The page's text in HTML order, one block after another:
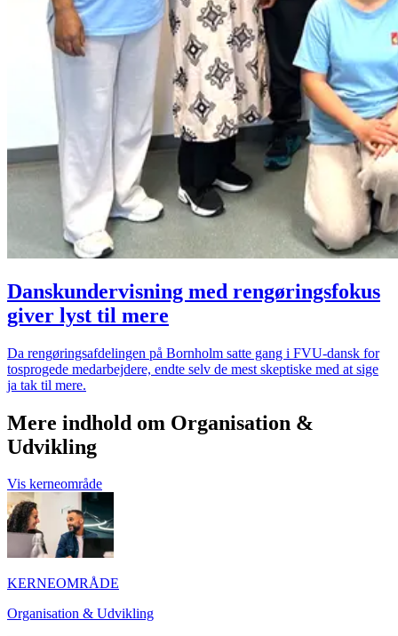
Danskundervisning med rengøringsfokus
giver lyst til mere
Da rengøringsafdelingen på Bornholm satte gang i FVU-dansk for
tosprogede medarbejdere, endte selv de mest skeptiske med at sige
ja tak til mere.
Mere indhold om Organisation &
Udvikling
Vis kerneområde
KERNEOMRÅDE
Organisation & Udvikling